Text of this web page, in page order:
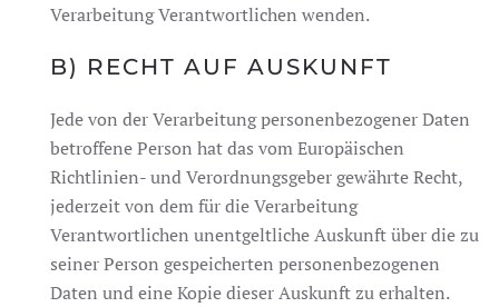
Verarbeitung Verantwortlichen wenden.
B) RECHT AUF AUSKUNFT
Jede von der Verarbeitung personenbezogener Daten
betroffene Person hat das vom Europäischen
Richtlinien- und Verordnungsgeber gewährte Recht,
jederzeit von dem für die Verarbeitung
Verantwortlichen unentgeltliche Auskunft über die zu
seiner Person gespeicherten personenbezogenen
Daten und eine Kopie dieser Auskunft zu erhalten.